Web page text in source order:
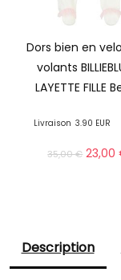
Dors bien en
volants
LAYETTE FILLE
Livraison 3.90 EUR
35,00€ 23,00
Description